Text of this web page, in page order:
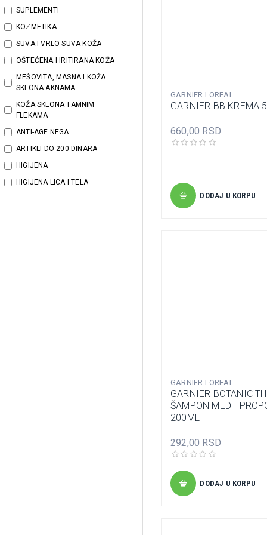
SUPLEMENTI
KOZMETIKA
SUVA I VRLO SUVA KOŽA
OŠTEĆENA I IRITIRANA KOŽA
MEŠOVITA, MASNA I KOŽA
SKLONA AKNAMA
KOŽA SKLONA TAMNIM
FLEKAMA
ANTI-AGE NEGA
ARTIKLI DO 200 DINARA
HIGIJENA
HIGIJENA LICA I TELA
GARNIER LOREAL
GARNIER BB KREMA
660,00 RSD
DODAJ U KORPU
GARNIER LOREAL
GARNIER BOTANIC
ŠAMPON MED I
200ML
292,00 RSD
DODAJ U KORPU